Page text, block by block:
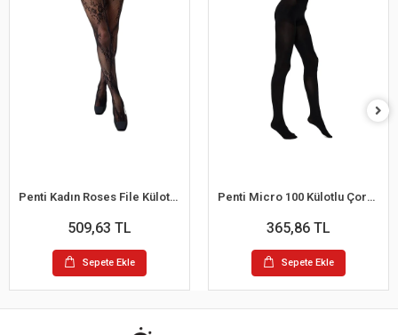
Penti Kadın Roses File Külotlu Çorap
509,63 TL
Sepete Ekle
Penti Micro 100 Külotlu Çorap100 Denye
365,86 TL
Sepete Ekle